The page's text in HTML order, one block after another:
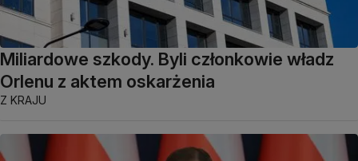
Miliardowe szkody. Byli członkowie władz
Orlenu z aktem oskarżenia
Z KRAJU